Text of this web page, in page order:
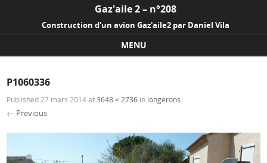
Gaz'aile 2 – n°208
Construction d'un avion Gaz'aile2 par Daniel Vila
MENU
P1060336
Published 27 mars 2014at3648 × 2736 in longerons
← Previous